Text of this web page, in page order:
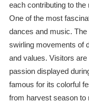
each contributing to
One of the most
dances and music.
swirling movements of
and values. Visitors
passion displayed
famous for its colorful
from harvest season to